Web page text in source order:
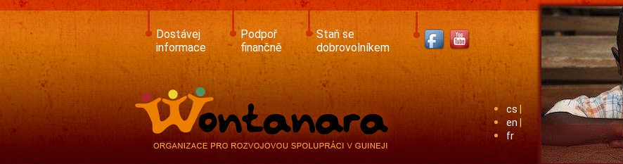
Skip
to
content
Dostávej
informace
Podpoř
finančně
Staň se
dobrovolníkem
cs
en
fr